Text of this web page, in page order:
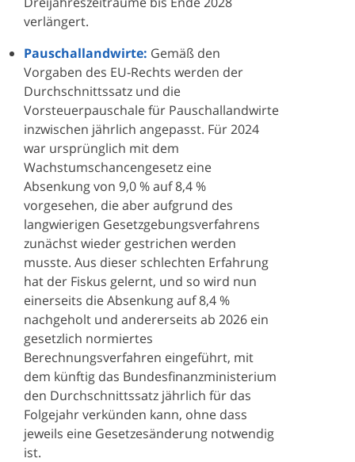
verlängert.
Pauschallandwirte: Gemäß den
Vorgaben des EU-Rechts werden der
Durchschnittssatz und die
Vorsteuerpauschale für Pauschallandwirte
inzwischen jährlich angepasst. Für 2024
war ursprünglich mit dem
Wachstumschancengesetz eine
Absenkung von 9,0 % auf 8,4 %
vorgesehen, die aber aufgrund des
langwierigen Gesetzgebungsverfahrens
zunächst wieder gestrichen werden
musste. Aus dieser schlechten Erfahrung
hat der Fiskus gelernt, und so wird nun
einerseits die Absenkung auf 8,4 %
nachgeholt und andererseits ab 2026 ein
gesetzlich normiertes
Berechnungsverfahren eingeführt, mit
dem künftig das Bundesfinanzministerium
den Durchschnittssatz jährlich für das
Folgejahr verkünden kann, ohne dass
jeweils eine Gesetzesänderung notwendig
ist.